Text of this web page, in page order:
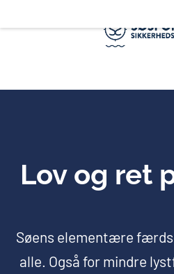
Lov og ret
Søens elementære
alle. Også for mindre